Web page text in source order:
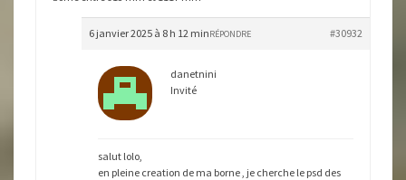
6 janvier 2025 à 8 h 12 min #30932
RÉPONDRE
danetnini
Invité
salut lolo,
en pleine creation de ma borne , je cherche le psd des